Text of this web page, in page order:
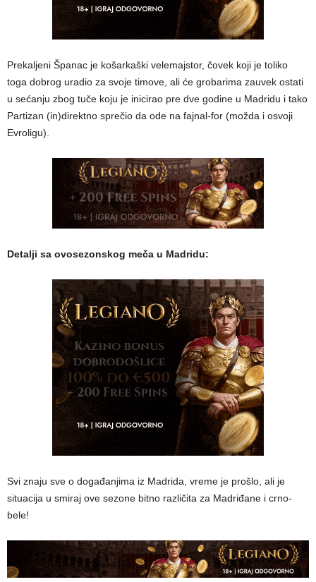
Prekaljeni Španac je košarkaški velemajstor, čovek koji je toliko
toga dobrog uradio za svoje timove, ali će grobarima zauvek ostati
u sećanju zbog tuče koju je inicirao pre dve godine u Madridu i tako
Partizan (in)direktno sprečio da ode na fajnal-for (možda i osvoji
Evroligu).
Detalji sa ovosezonskog meča u Madridu:
Svi znaju sve o događanjima iz Madrida, vreme je prošlo, ali je
situacija u smiraj ove sezone bitno različita za Madriđane i crno-
bele!